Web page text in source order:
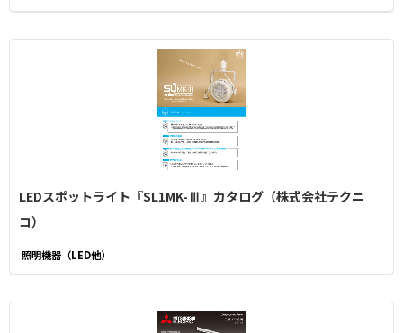
LEDスポットライト『SL1MK-Ⅲ』カタログ（株式会社テクニ
コ）
照明機器（LED他）